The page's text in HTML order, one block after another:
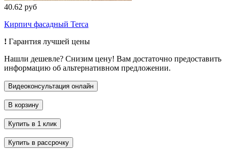
40.62 руб
Кирпич фасадный Terca
! Гарантия лучшей цены
Нашли дешевле? Снизим цену! Вам достаточно предоставить
информацию об альтернативном предложении.